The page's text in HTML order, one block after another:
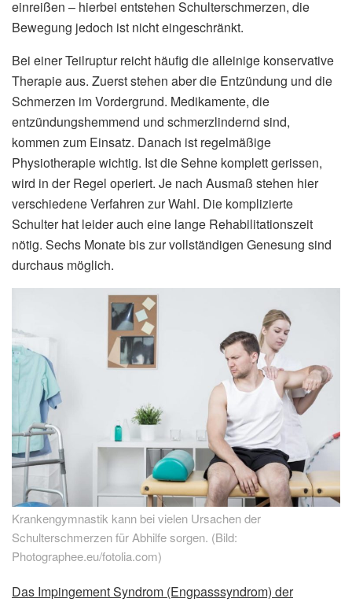
einreißen – hierbei entstehen Schulterschmerzen, die
Bewegung jedoch ist nicht eingeschränkt.
Bei einer Teilruptur reicht häufig die alleinige konservative
Therapie aus. Zuerst stehen aber die Entzündung und die
Schmerzen im Vordergrund. Medikamente, die
entzündungshemmend und schmerzlindernd sind,
kommen zum Einsatz. Danach ist regelmäßige
Physiotherapie wichtig. Ist die Sehne komplett gerissen,
wird in der Regel operiert. Je nach Ausmaß stehen hier
verschiedene Verfahren zur Wahl. Die komplizierte
Schulter hat leider auch eine lange Rehabilitationszeit
nötig. Sechs Monate bis zur vollständigen Genesung sind
durchaus möglich.
Krankengymnastik kann bei vielen Ursachen der
Schulterschmerzen für Abhilfe sorgen. (Bild:
Photographee.eu/fotolia.com)
Das Impingement Syndrom (Engpasssyndrom) der